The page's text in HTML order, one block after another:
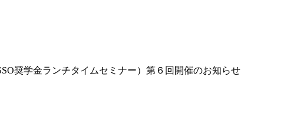
奨学金ランチタイムセミナー）第６回開催のお知らせ